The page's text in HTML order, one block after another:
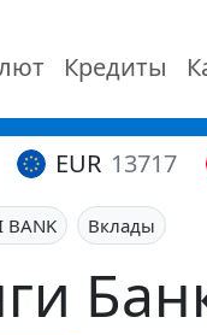
Кредиты
EUR 13717
BANK Вклады